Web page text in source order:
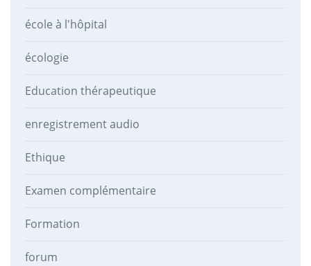
école à l'hôpital
écologie
Education thérapeutique
enregistrement audio
Ethique
Examen complémentaire
Formation
forum